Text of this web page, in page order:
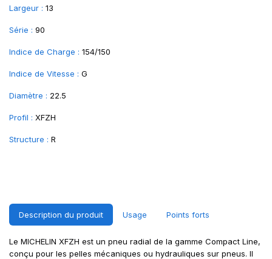
Largeur : 13
Série : 90
Indice de Charge : 154/150
Indice de Vitesse : G
Diamètre : 22.5
Profil : XFZH
Structure : R
Description du produit Usage Points forts
Le MICHELIN XFZH est un pneu radial de la gamme Compact Line,
conçu pour les pelles mécaniques ou hydrauliques sur pneus. Il